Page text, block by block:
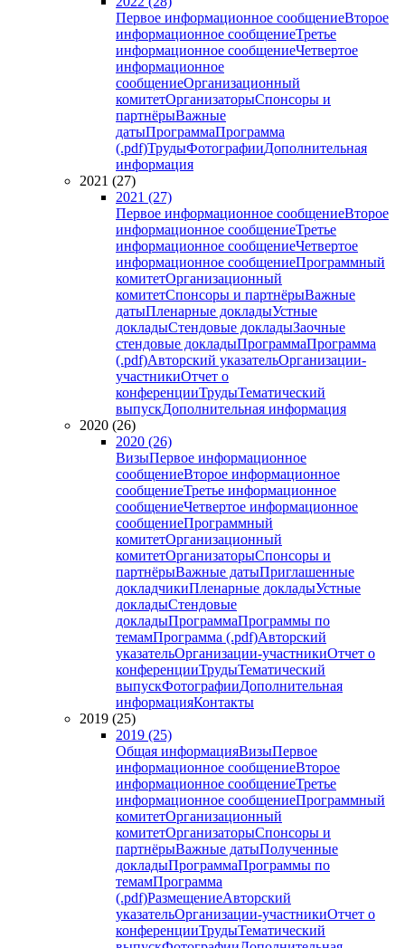
Первое информационное сообщениеВторое
информационное сообщениеТретье
информационное сообщениеЧетвертое
информационное
сообщениеОрганизационный
комитетОрганизаторыСпонсоры и
партнёрыВажные
датыПрограммаПрограмма
(.pdf)ТрудыФотографииДополнительная
информация
2021 (27)
2021 (27)
Первое информационное сообщениеВторое
информационное сообщениеТретье
информационное сообщениеЧетвертое
информационное сообщениеПрограммный
комитетОрганизационный
комитетСпонсоры и партнёрыВажные
датыПленарные докладыУстные
докладыСтендовые докладыЗаочные
стендовые докладыПрограммаПрограмма
(.pdf)Авторский указательОрганизации-
участникиОтчет о
конференцииТрудыТематический
выпускДополнительная информация
2020 (26)
2020 (26)
ВизыПервое информационное
сообщениеВторое информационное
сообщениеТретье информационное
сообщениеЧетвертое информационное
сообщениеПрограммный
комитетОрганизационный
комитетОрганизаторыСпонсоры и
партнёрыВажные датыПриглашенные
докладчикиПленарные докладыУстные
докладыСтендовые
докладыПрограммаПрограммы по
темамПрограмма (.pdf)Авторский
указательОрганизации-участникиОтчет о
конференцииТрудыТематический
выпускФотографииДополнительная
информацияКонтакты
2019 (25)
2019 (25)
Общая информацияВизыПервое
информационное сообщениеВторое
информационное сообщениеТретье
информационное сообщениеПрограммный
комитетОрганизационный
комитетОрганизаторыСпонсоры и
партнёрыВажные датыПолученные
докладыПрограммаПрограммы по
темамПрограмма
(.pdf)РазмещениеАвторский
указательОрганизации-участникиОтчет о
конференцииТрудыТематический